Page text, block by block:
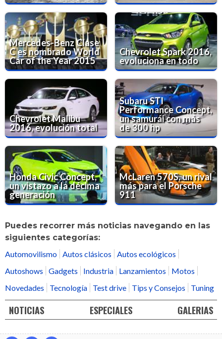
Mercedes-Benz Clase
C es nombrado World
Car of the Year 2015
Chevrolet Spark 2016,
evoluciona en todo
Chevrolet Malibu
2016, evolución total
Subaru STI
Performance Concept,
un samurái con más
de 300 hp
Honda Civic Concept,
un vistazo a la décima
generación
McLaren 570S, un rival
más para el Porsche
911
Puedes recorrer más noticias navegando en las
siguientes categorías:
Automovilismo Autos clásicos
Autos ecológicos
Autoshows
Gadgets Industria Lanzamientos
Motos
Novedades
Tecnología Test drive Tips y Consejos Tuning
NOTICIAS ESPECIALES GALERIAS